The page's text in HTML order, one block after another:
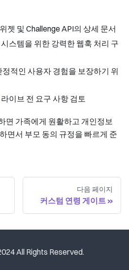
젯 및 Challenge API의 상세 문서
스템을 위한 강력한 웹훅 처리 구
정적인 사용자 경험을 보장하기 위
라이브 전 요구 사항 검토
면 가족에게 원활하고 개인정보
면서 부모 동의 규정을 빠르게 준
다음 페이지
커스텀 연령 게이트
All Rights Reserved.